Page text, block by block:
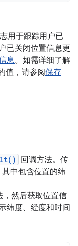
志用于跟踪用户已
已关闭位置信息更
息。如需详细了解
值，请参阅保存
回调方法。传
其中包含位置的纬
，然后获取位置信
纬度、经度和时间